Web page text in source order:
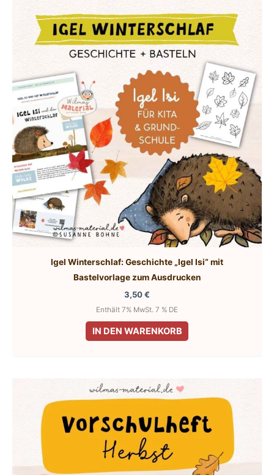
Igel Winterschlaf: Geschichte „Igel Isi“ mit
Bastelvorlage zum Ausdrucken
3,50€
Enthält 7% MwSt. 7 % DE
IN DEN WARENKORB